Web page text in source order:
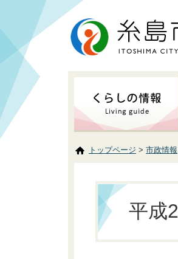
トップページ > 市政情報
平成